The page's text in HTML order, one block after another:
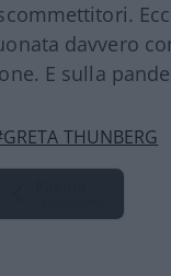
davvero
E sulla
THUNBERG